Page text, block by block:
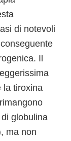
di notevoli
Il
la tiroxina
globulina
ma non